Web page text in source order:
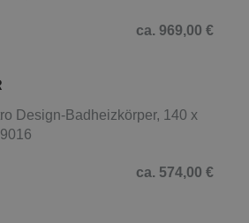
ca. 969,00 €
Design-Badheizkörper, 140 x
ca. 574,00 €